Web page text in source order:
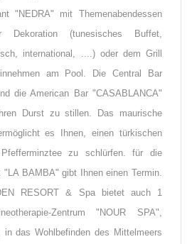
"NEDRA" mit Themenabendessen
Dekoration (tunesisches Buffet,
international, ....) oder dem Grill
am Pool. Die Central Bar
die American Bar "CASABLANCA"
Durst zu stillen. Das maurische
es Ihnen, einen türkischen
zu schlürfen. für die
"LA BAMBA" gibt Ihnen einen Termin.
RESORT & Spa bietet auch 1
Zentrum "NOUR SPA",
das Wohlbefinden des Mittelmeers